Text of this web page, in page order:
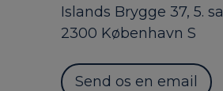
Islands Brygge 37, 5. sal
2300 København S
Send os en email